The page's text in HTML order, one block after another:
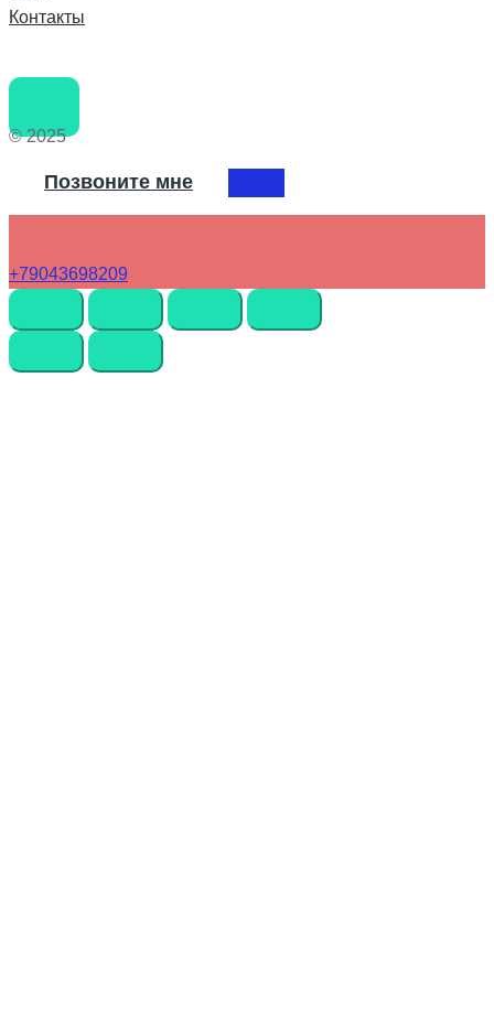
Контакты
© 2025
Позвоните мне
+79043698209